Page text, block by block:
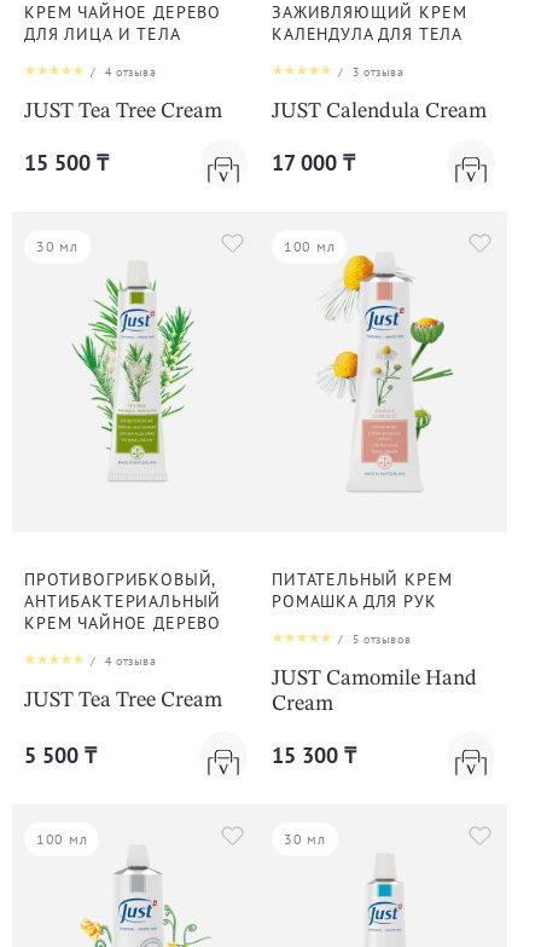
КРЕМ ЧАЙНОЕ ДЕРЕВО
ДЛЯ ЛИЦА И ТЕЛА
/ 4отзыва
JUST Tea Tree Cream
15 500 ₸
ЗАЖИВЛЯЮЩИЙ КРЕМ
КАЛЕНДУЛА ДЛЯ ТЕЛА
/ 3 отзыва
JUST Calendula Cream
17 000 ₸
30 мл
ПРОТИВОГРИБКОВЫЙ,
АНТИБАКТЕРИАЛЬНЫЙ
КРЕМ ЧАЙНОЕ ДЕРЕВО
/ 4отзыва
JUST Tea Tree Cream
5 500 ₸
100 мл
ПИТАТЕЛЬНЫЙ КРЕМ
РОМАШКА ДЛЯ РУК
/ 5 отзывов
JUST Camomile Hand
Cream
15 300 ₸
100 мл 30 мл